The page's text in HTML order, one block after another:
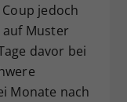
jedoch
Muster
davor bei
Monate nach